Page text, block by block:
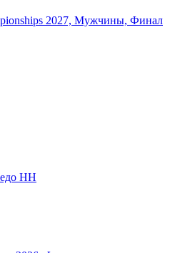
2027, Мужчины, Финал
НН